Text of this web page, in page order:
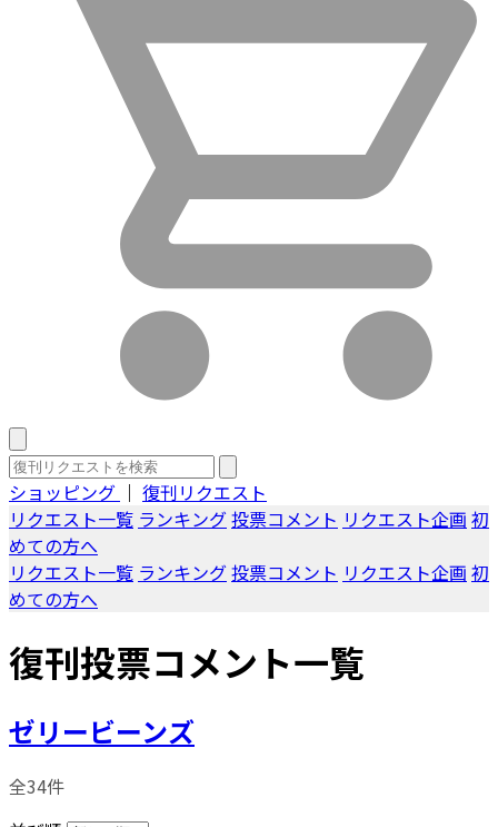
ショッピング ｜ 復刊リクエスト
リクエスト一覧 ランキング投票コメント リクエスト企画 初
めての方へ
リクエスト一覧 ランキング投票コメント リクエスト企画 初
めての方へ
復刊投票コメント一覧
ゼリービーンズ
全34件